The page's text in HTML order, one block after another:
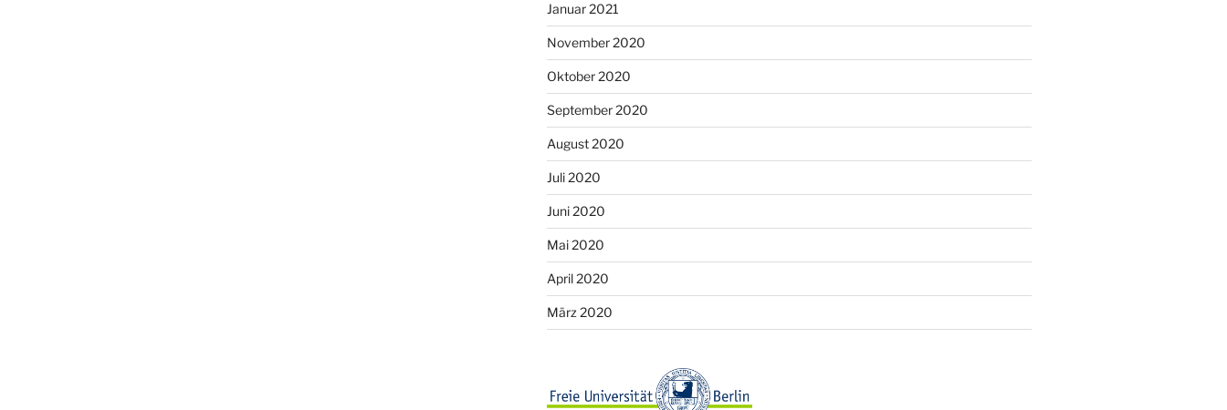
Januar 2021
November 2020
Oktober 2020
September 2020
August 2020
Juli 2020
Juni 2020
Mai 2020
April 2020
März 2020